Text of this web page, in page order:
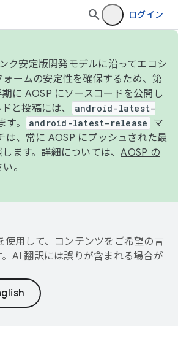
ログイン
ク安定版開発モデルに沿ってエコシ
ームの安定性を確保するため、第
に AOSP にソースコードを公開し
と投稿には、
android-latest-
。 android-latest-release
マ
は、常に AOSP にプッシュされた最
ます。詳細については、AOSP の
。
用して、コンテンツをご希望の言
AI 翻訳には誤りが含まれる場合が